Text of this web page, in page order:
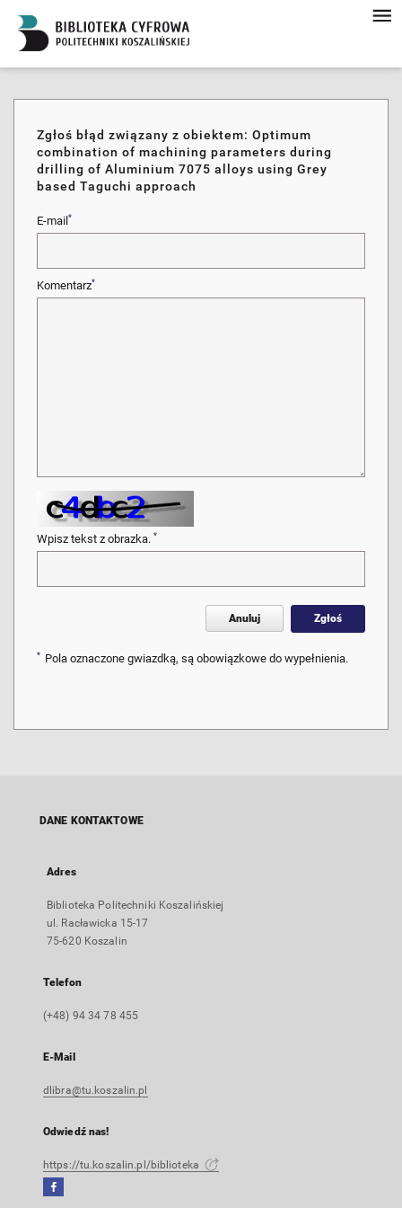
Zgłoś błąd związany z obiektem: Optimum
combination of machining parameters during
drilling of Aluminium 7075 alloys using Grey
based Taguchi approach
E-mail *
Komentarz*
Wpisz tekst z obrazka. *
Anuluj Zgłoś
* Pola oznaczone gwiazdką, są obowiązkowe do wypełnienia.
DANE KONTAKTOWE
Adres
Biblioteka Politechniki Koszalińskiej
ul. Racławicka 15-17
75-620 Koszalin
Telefon
(+48) 94 34 78 455
E-Mail
dlibra@tu.koszalin.pl
Odwiedź nas!
https://tu.koszalin.pl/biblioteka
Facebook